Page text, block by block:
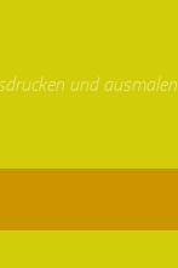
und ausmalen